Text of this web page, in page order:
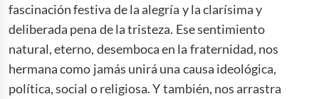
fascinación festiva de la alegría y la clarísima y
deliberada pena de la tristeza. Ese sentimiento
natural, eterno, desemboca en la fraternidad, nos
hermana como jamás unirá una causa ideológica,
política, social o religiosa. Y también, nos arrastra